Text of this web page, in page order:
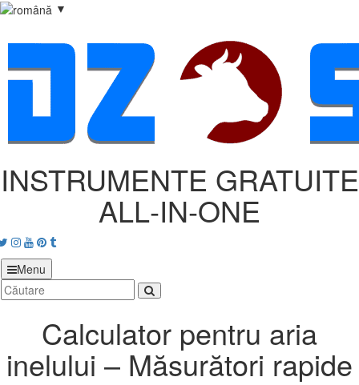
▼
INSTRUMENTE GRATUITE
ALL‑IN‑ONE
Twitter
Instagram
Youtube
Pinterest
tumblr
Menu
Calculator pentru aria
inelului – Măsurători rapide